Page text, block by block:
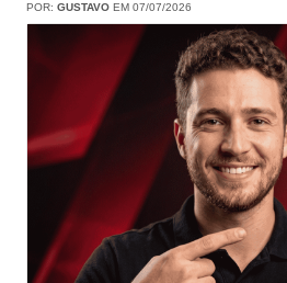
POR: GUSTAVO EM 07/07/2026